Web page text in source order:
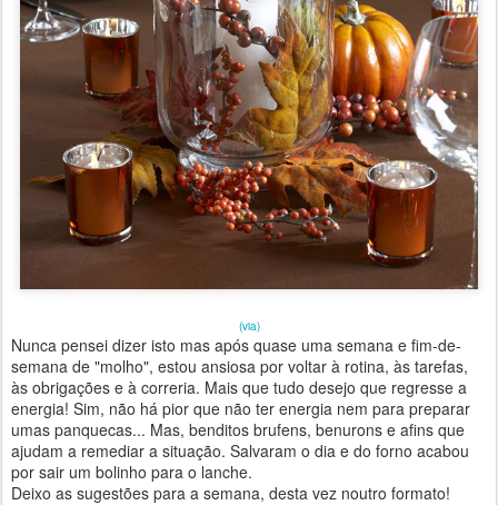
(via)
Nunca pensei dizer isto mas após quase uma semana e fim-de-
semana de "molho", estou ansiosa por voltar à rotina, às tarefas,
às obrigações e à correria. Mais que tudo desejo que regresse a
energia! Sim, não há pior que não ter energia nem para preparar
umas panquecas... Mas, benditos brufens, benurons e afins que
ajudam a remediar a situação. Salvaram o dia e do forno acabou
por sair um bolinho para o lanche.
Deixo as sugestões para a semana, desta vez noutro formato!